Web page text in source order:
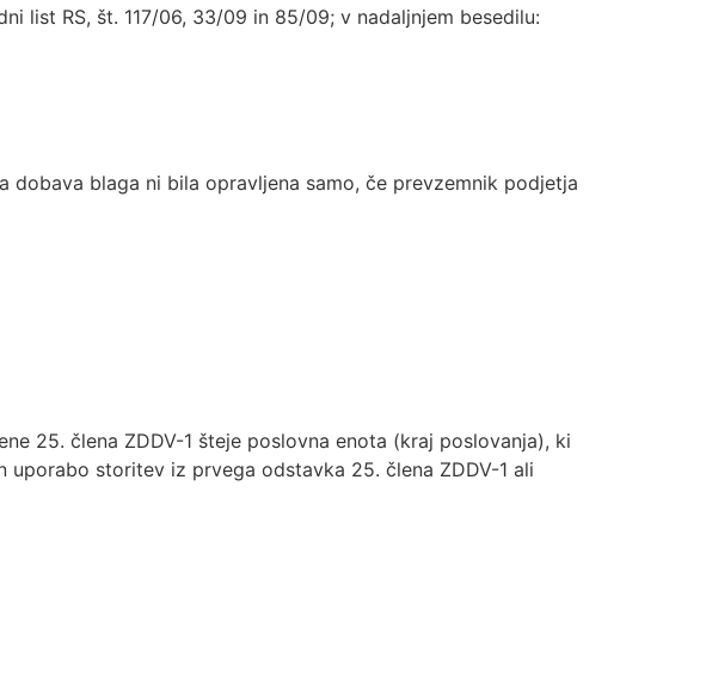
list RS, št. 117/06, 33/09 in 85/09; v nadaljnjem besedilu:
dobava blaga ni bila opravljena samo, če prevzemnik podjetja
25. člena ZDDV-1 šteje poslovna enota (kraj poslovanja), ki
storitev iz prvega odstavka 25. člena ZDDV-1 ali